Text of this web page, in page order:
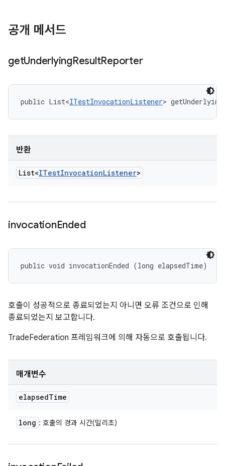
공개 메서드
getUnderlyingResultReporter
public List<ITestInvocationListener>
반환
List<ITestInvocationListener>
invocationEnded
public void invocationEnded (long elapsedTime)
호출이 성공적으로 종료되었는지 아니면 오류 조건으로 인해
종료되었는지 보고합니다.
TradeFederation 프레임워크에 의해 자동으로 호출됩니다.
매개변수
elapsedTime
long : 호출의 경과 시간(밀리초)